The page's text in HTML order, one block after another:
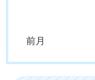
前月